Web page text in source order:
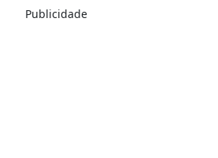
Publicidade